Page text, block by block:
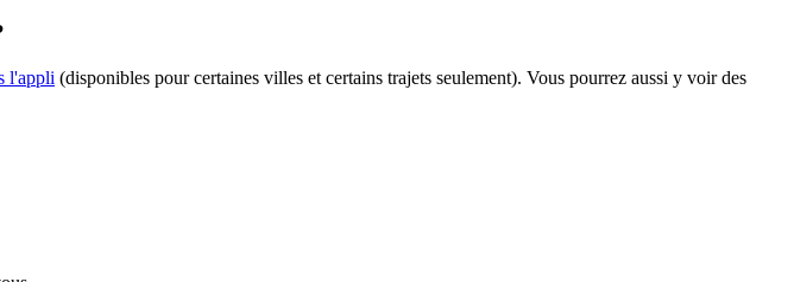
l'appli (disponibles pour certaines villes et certains trajets seulement). Vous pourrez aussi y voir des